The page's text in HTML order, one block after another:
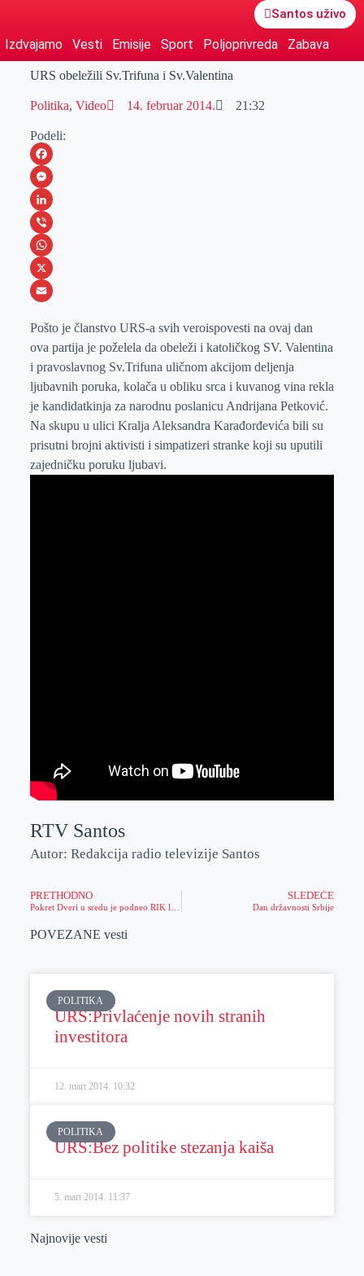
Santos uživo
Izdvajamo Vesti Emisije Sport Poljoprivreda Zabava
URS obeležili Sv.Trifuna i Sv.Valentina
Politika, Video 14. februar 2014. 21:32
Podeli:
F
a
c
e
b
o
k
M
e
s
s
e
g
r
L
i
n
k
d
n
V
i
b
r
W
h
t
A
p
p
X
m
i
l
Pošto je članstvo URS-a svih veroispovesti na ovaj dan
ova partija je poželela da obeleži i katoličkog SV. Valentina
i pravoslavnog Sv.Trifuna uličnom akcijom deljenja
ljubavnih poruka, kolača u obliku srca i kuvanog vina rekla
je kandidatkinja za narodnu poslanicu Andrijana Petković.
Na skupu u ulici Kralja Aleksandra Karađorđevića bili su
prisutni brojni aktivisti i simpatizeri stranke koji su uputili
zajedničku poruku ljubavi.
RTV Santos
Autor: Redakcija radio televizije Santos
PRETHODNO SLEDEĆE
Dan državnosti Srbije
POVEZANE vesti
POLITIKA
URS:Privlaćenje novih stranih
investitora
12. mart 2014. 10:32
POLITIKA
URS:Bez politike stezanja kaiša
5. mart 2014. 11:37
Najnovije vesti